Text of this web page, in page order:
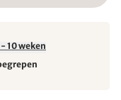
10 weken